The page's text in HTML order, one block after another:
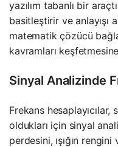
yazılım tabanlı bir
basitleştirir ve anlayışı
matematik çözücü
kavramları
Sinyal Analizinde
Frekans
oldukları için sinyal
perdesini, ışığın